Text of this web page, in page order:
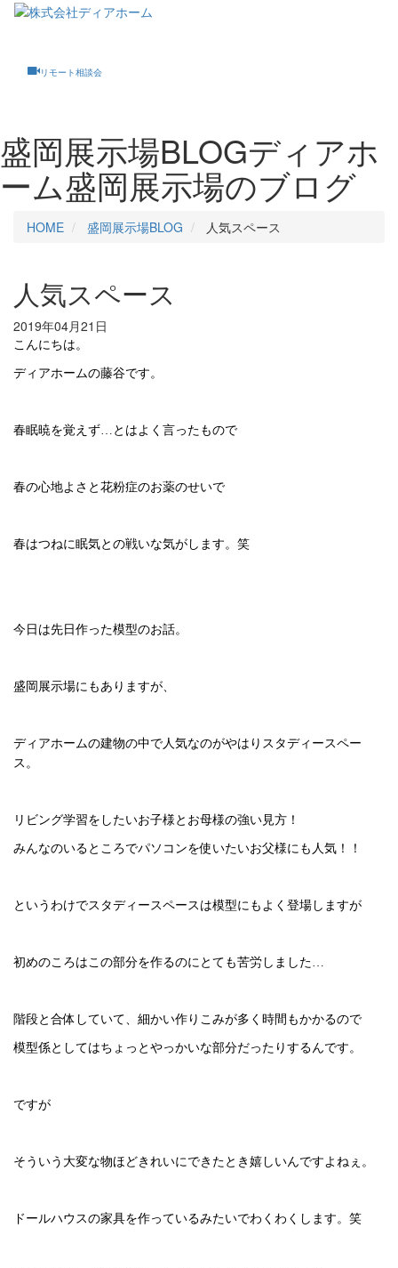
リモート相談会
盛岡展示場BLOGディアホ
ーム盛岡展示場のブログ
HOME 盛岡展示場BLOG 人気スペース
人気スペース
2019年04月21日
こんにちは。
ディアホームの藤谷です。
春眠暁を覚えず…とはよく言ったもので
春の心地よさと花粉症のお薬のせいで
春はつねに眠気との戦いな気がします。笑
今日は先日作った模型のお話。
盛岡展示場にもありますが、
ディアホームの建物の中で人気なのがやはりスタディースペー
ス。
リビング学習をしたいお子様とお母様の強い見方！
みんなのいるところでパソコンを使いたいお父様にも人気！！
というわけでスタディースペースは模型にもよく登場しますが
初めのころはこの部分を作るのにとても苦労しました…
階段と合体していて、細かい作りこみが多く時間もかかるので
模型係としてはちょっとやっかいな部分だったりするんです。
ですが
そういう大変な物ほどきれいにできたとき嬉しいんですよねぇ。
ドールハウスの家具を作っているみたいでわくわくします。笑